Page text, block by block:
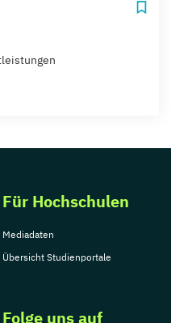
Für Hochschulen
Mediadaten
Übersicht Studienportale
Folge uns auf